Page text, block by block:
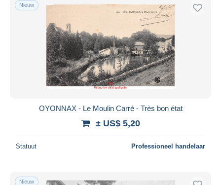
Nieuw
OYONNAX - Le Moulin Carré - Très bon état
± US$ 5,20
Statuut Professioneel handelaar
Nieuw